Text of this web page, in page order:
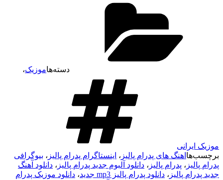
دسته‌هاموزیک،
موزیک ایرانی
برچسب‌ها اهنگ های پدرام پالیز ، اینستاگرام پدرام پالیز ، بیوگرافی
پدرام پالیز ، پدرام پالیز ، دانلود آلبوم جدید پدرام پالیز ، دانلود آهنگ
جدید پدرام پالیز ، دانلود پدرام پالیز mp3 جدید ، دانلود موزیک پدرام